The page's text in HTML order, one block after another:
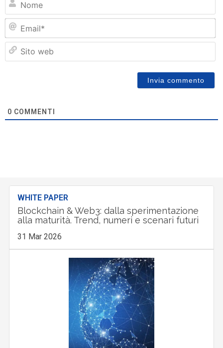
0 COMMENTI
WHITE PAPER
Blockchain & Web3: dalla sperimentazione
alla maturità. Trend, numeri e scenari futuri
31 Mar 2026